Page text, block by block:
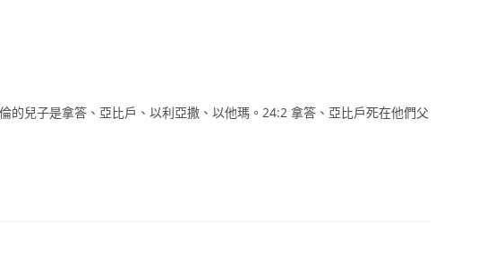
兒子是拿答、亞比戶、以利亞撒、以他瑪。24:2 拿答、亞比戶死在他們父